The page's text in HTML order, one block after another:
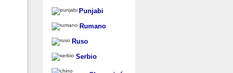
Punjabi
Rumano
Ruso
Serbio